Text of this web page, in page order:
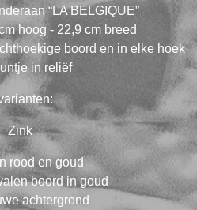
“LA BELGIQUE”
hoog - 22,9 cm breed
boord en in elke hoek
in reliëf
Zink
rood en goud
boord in goud
achtergrond